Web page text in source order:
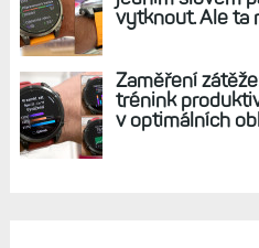
satelitní
Fénix 9 v edici